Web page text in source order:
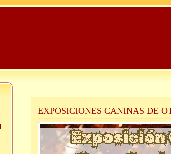
EXPOSICIONES CANINAS DE